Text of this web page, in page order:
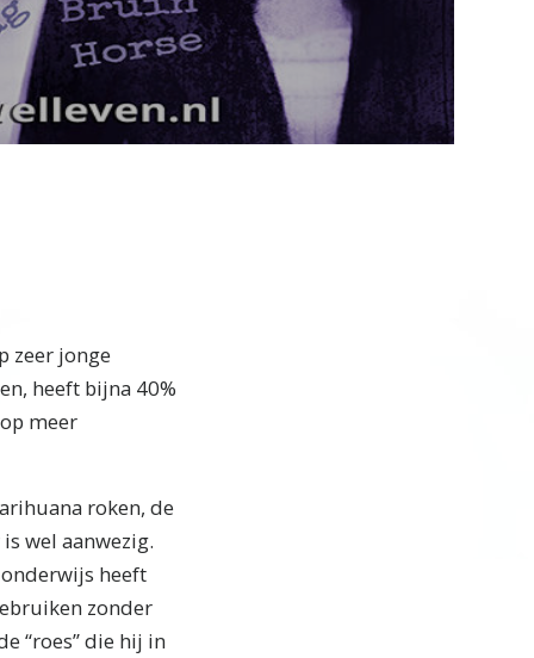
zeer jonge
heeft bijna 40%
meer
roken, de
wel aanwezig.
heeft
zonder
“roes” die hij in